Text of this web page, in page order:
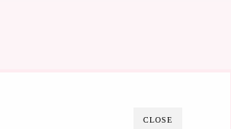
CLOSE